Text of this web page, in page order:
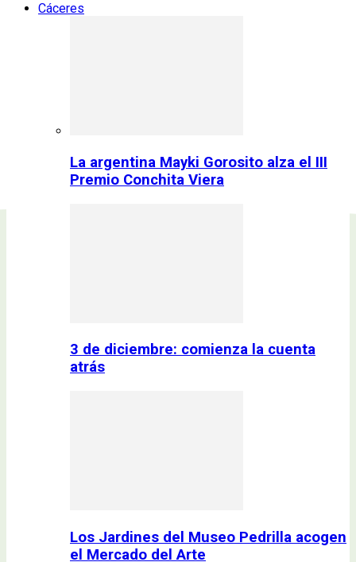
Cáceres
La argentina Mayki Gorosito alza el III
Premio Conchita Viera
3 de diciembre: comienza la cuenta
atrás
Los Jardines del Museo Pedrilla acogen
el Mercado del Arte